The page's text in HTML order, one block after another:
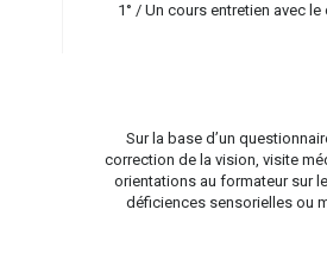
1° / Un cours entretien avec
Sur la base d’un
correction de la vision, visite
orientations au formateur sur
déficiences sensorielles ou